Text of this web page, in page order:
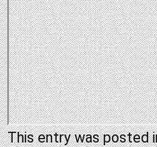
This entry was posted